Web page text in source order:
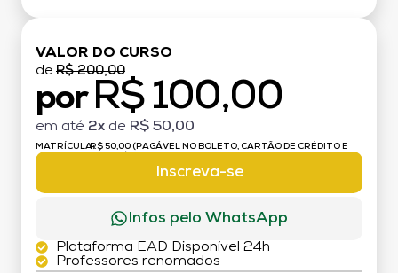
VALOR DO CURSO
de R$ 200,00
por R$ 100,00
em até 2x de R$ 50,00
MATRÍCULA:R$ 50,00 (PAGÁVEL NO BOLETO, CARTÃO DE CRÉDITO E
Inscreva-se
Infos pelo WhatsApp
Plataforma EAD Disponível 24h
Professores renomados